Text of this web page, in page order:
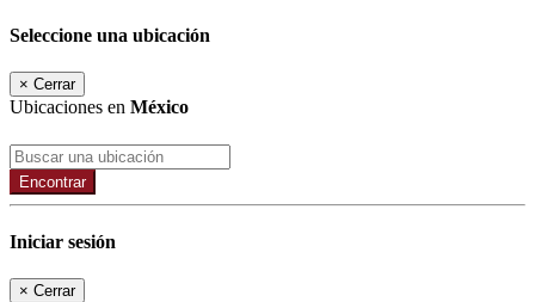
Seleccione una ubicación
× Cerrar
Ubicaciones en México
Encontrar
Iniciar sesión
× Cerrar